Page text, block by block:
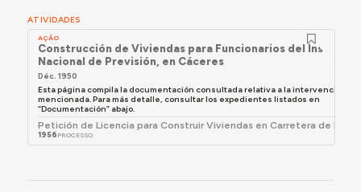
ATIVIDADES
AÇÃO
Construcción de Viviendas para Funcionarios del Instituto
Nacional de Previsión, en Cáceres
Déc. 1950
Esta página compila la documentación consultada relativa a la intervención
mencionada. Para más detalle, consultar los expedientes listados en
“Documentación” abajo.
Petición de Licencia para Construir Viviendas en Carretera de
1956 PROCESSO